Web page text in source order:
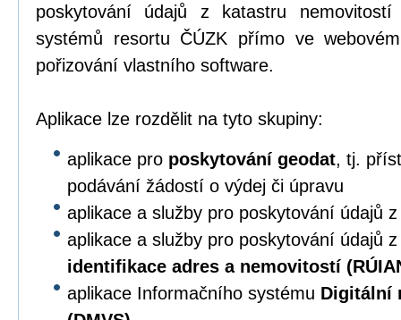
poskytování údajů z katastru
systémů resortu ČÚZK přímo ve
pořizování vlastního software.
Aplikace lze rozdělit na tyto skupiny:
aplikace pro poskytování geodat, tj.
podávání žádostí o výdej či úpravu
aplikace a služby pro poskytování údajů
aplikace a služby pro poskytování údajů
identifikace adres a nemovitostí
aplikace Informačního systému Digitální